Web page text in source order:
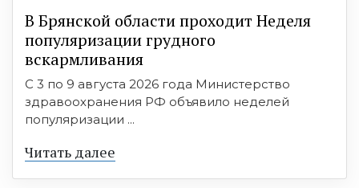
В Брянской области проходит Неделя
популяризации грудного
вскармливания
С 3 по 9 августа 2026 года Министерство
здравоохранения РФ объявило неделей
популяризации ...
Читать далее